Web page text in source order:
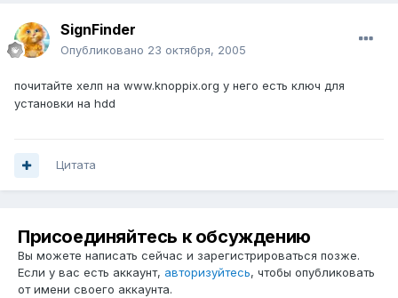
SignFinder
Опубликовано 23 октября, 2005
почитайте хелп на www.knoppix.org у него есть ключ для
установки на hdd
Цитата
Присоединяйтесь к обсуждению
Вы можете написать сейчас и зарегистрироваться позже.
Если у вас есть аккаунт, авторизуйтесь, чтобы опубликовать
от имени своего аккаунта.